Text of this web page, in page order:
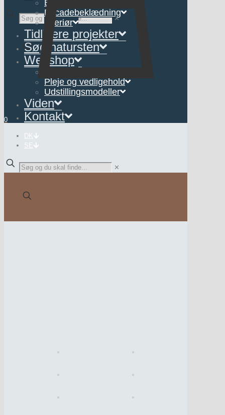
✕
Belægning
Facadebeklædning
Interiør
Tidligere projekter
Søg natursten
Webshop
Pleje og vedligehold
Udstillingsmodeller
Viden
Kontakt
0
DK
SE
✕